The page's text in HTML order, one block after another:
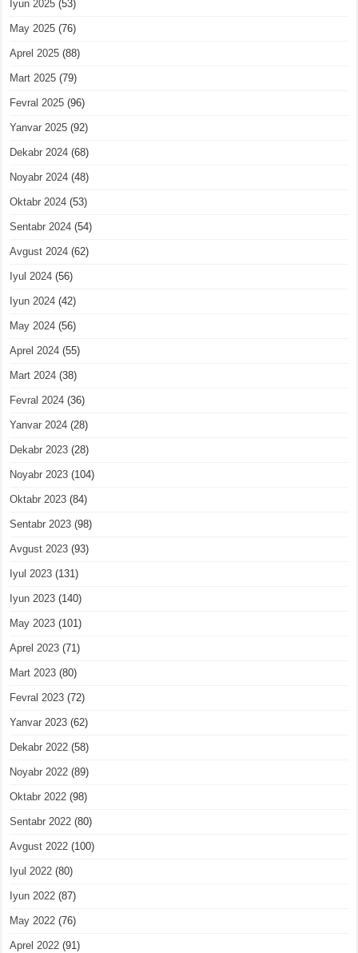
Iyun 2025 (53)
May 2025 (76)
Aprel 2025 (88)
Mart 2025 (79)
Fevral 2025 (96)
Yanvar 2025 (92)
Dekabr 2024 (68)
Noyabr 2024 (48)
Oktabr 2024 (53)
Sentabr 2024 (54)
Avgust 2024 (62)
Iyul 2024 (56)
Iyun 2024 (42)
May 2024 (56)
Aprel 2024 (55)
Mart 2024 (38)
Fevral 2024 (36)
Yanvar 2024 (28)
Dekabr 2023 (28)
Noyabr 2023 (104)
Oktabr 2023 (84)
Sentabr 2023 (98)
Avgust 2023 (93)
Iyul 2023 (131)
Iyun 2023 (140)
May 2023 (101)
Aprel 2023 (71)
Mart 2023 (80)
Fevral 2023 (72)
Yanvar 2023 (62)
Dekabr 2022 (58)
Noyabr 2022 (89)
Oktabr 2022 (98)
Sentabr 2022 (80)
Avgust 2022 (100)
Iyul 2022 (80)
Iyun 2022 (87)
May 2022 (76)
Aprel 2022 (91)